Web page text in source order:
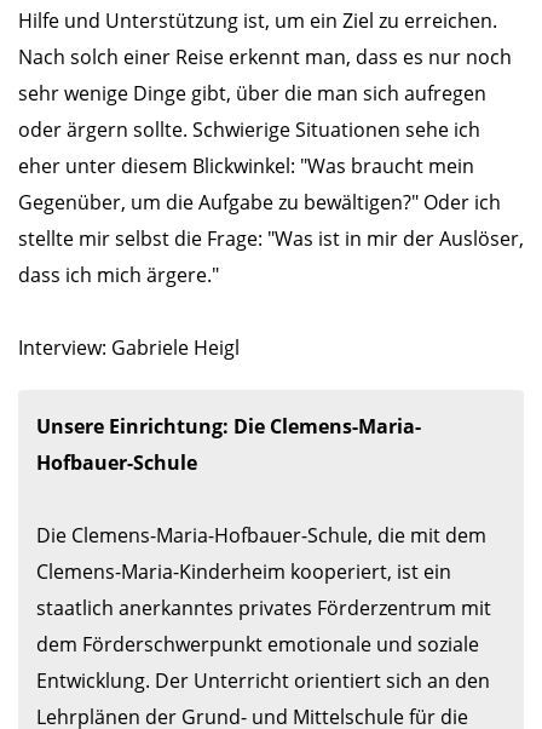
Hilfe und Unterstützung ist, um ein Ziel zu erreichen.
Nach solch einer Reise erkennt man, dass es nur noch
sehr wenige Dinge gibt, über die man sich aufregen
oder ärgern sollte. Schwierige Situationen sehe ich
eher unter diesem Blickwinkel: "Was braucht mein
Gegenüber, um die Aufgabe zu bewältigen?" Oder ich
stellte mir selbst die Frage: "Was ist in mir der Auslöser,
dass ich mich ärgere."
Interview: Gabriele Heigl
Unsere Einrichtung: Die Clemens-Maria-
Hofbauer-Schule
Die Clemens-Maria-Hofbauer-Schule, die mit dem
Clemens-Maria-Kinderheim kooperiert, ist ein
staatlich anerkanntes privates Förderzentrum mit
dem Förderschwerpunkt emotionale und soziale
Entwicklung. Der Unterricht orientiert sich an den
Lehrplänen der Grund- und Mittelschule für die